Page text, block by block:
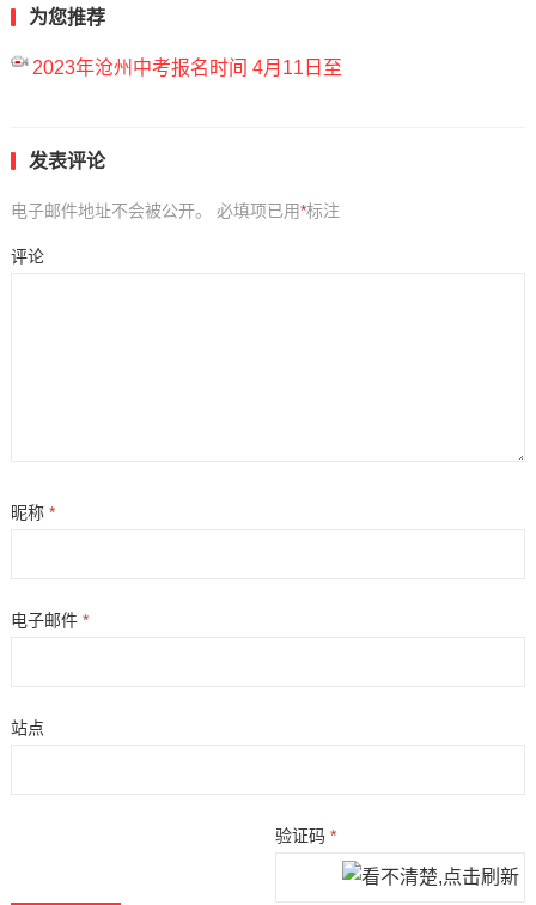
为您推荐
2023年沧州中考报名时间 4月11日至
发表评论
电子邮件地址不会被公开。 必填项已用*标注
评论
昵称 *
电子邮件 *
站点
验证码*